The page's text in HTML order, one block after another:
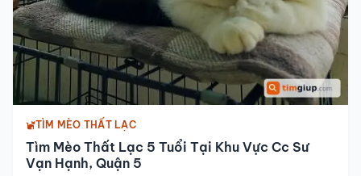
TÌM MÈO THẤT LẠC
Tìm Mèo Thất Lạc 5 Tuổi Tại Khu Vực Cc Sư
Vạn Hạnh, Quận 5